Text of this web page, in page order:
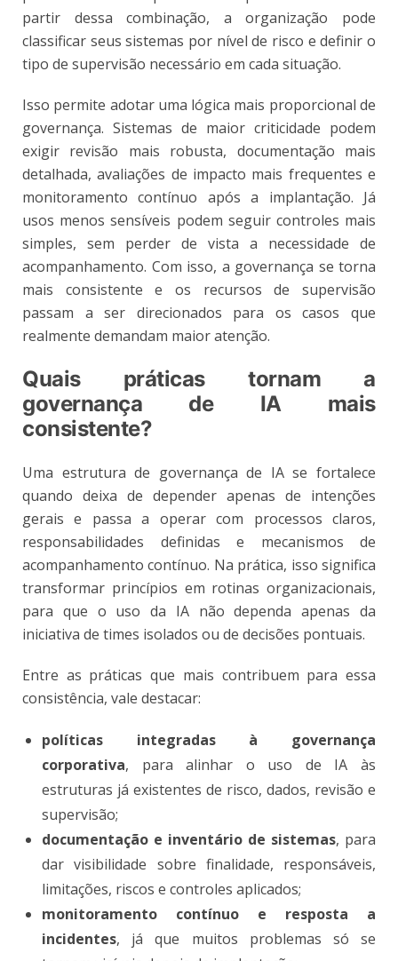
partir dessa combinação, a organização pode
classificar seus sistemas por nível de risco e definir o
tipo de supervisão necessário em cada situação.
Isso permite adotar uma lógica mais proporcional de
governança. Sistemas de maior criticidade podem
exigir revisão mais robusta, documentação mais
detalhada, avaliações de impacto mais frequentes e
monitoramento contínuo após a implantação. Já
usos menos sensíveis podem seguir controles mais
simples, sem perder de vista a necessidade de
acompanhamento. Com isso, a governança se torna
mais consistente e os recursos de supervisão
passam a ser direcionados para os casos que
realmente demandam maior atenção.
Quais práticas tornam a
governança de IA mais
consistente?
Uma estrutura de governança de IA se fortalece
quando deixa de depender apenas de intenções
gerais e passa a operar com processos claros,
responsabilidades definidas e mecanismos de
acompanhamento contínuo. Na prática, isso significa
transformar princípios em rotinas organizacionais,
para que o uso da IA não dependa apenas da
iniciativa de times isolados ou de decisões pontuais.
Entre as práticas que mais contribuem para essa
consistência, vale destacar:
políticas integradas à governança
corporativa, para alinhar o uso de IA às
estruturas já existentes de risco, dados, revisão e
supervisão;
documentação e inventário de sistemas, para
dar visibilidade sobre finalidade, responsáveis,
limitações, riscos e controles aplicados;
monitoramento contínuo e resposta a
incidentes, já que muitos problemas só se